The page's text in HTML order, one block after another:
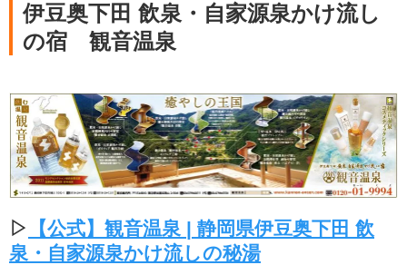
伊豆奥下田 飲泉・自家源泉かけ流し
の宿 観音温泉
▷
【公式】観音温泉 | 静岡県伊豆奥下田 飲
泉・自家源泉かけ流しの秘湯